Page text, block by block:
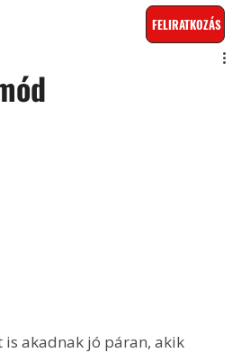
FELIRATKOZÁS
is akadnak jó páran, akik